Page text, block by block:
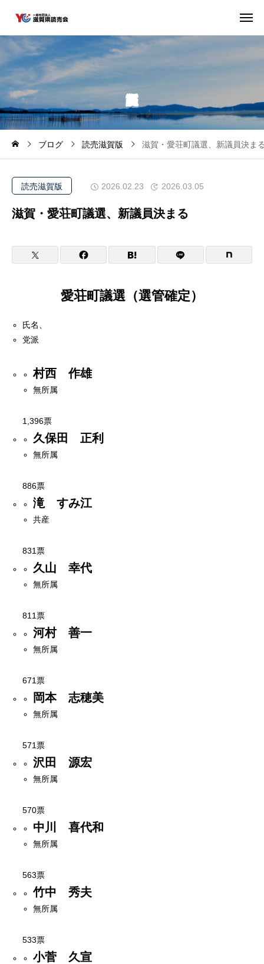
ブログ 読売滋賀版 滋賀・愛荘町議選、新議員決ま
読売滋賀版 2026.02.23 2026.03.05
滋賀・愛荘町議選、新議員決まる
愛荘町議選（選管確定）
氏名、
党派
村西 作雄
無所属
1,396票
久保田 正利
無所属
886票
滝 すみ江
共産
831票
久山 幸代
無所属
811票
河村 善一
無所属
671票
岡本 志穂美
無所属
571票
沢田 源宏
無所属
570票
中川 喜代和
無所属
563票
竹中 秀夫
無所属
533票
小菅 久宣